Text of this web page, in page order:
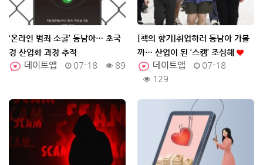
‘온라인 범죄 소굴’ 동남아… 초국
경 산업화 과정 추적
데이트앱 07-18 89
[책의 향기]취업하러 동남아 가볼
까… 산업이 된 ‘스캠’ 조심해
데이트앱
07-18
129